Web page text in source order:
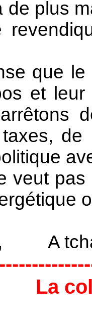
plus
le
et
pas
A
La